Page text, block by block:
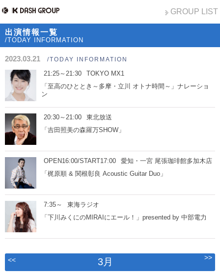
GROUP LIST
出演情報一覧
/TODAY INFORMATION
2023.03.21 /TODAY INFORMATION
21:25～21:30
TOKYO MX1
「至高のひととき～多摩・立川 オトナ時間～」ナレーショ
ン
20:30～21:00
東北放送
「吉田照美の森羅万SHOW」
OPEN16:00/START17:00
愛知・一宮 尾張珈琲館多加木店
「梶原順 & 関根彰良 Acoustic Guitar Duo」
7:35～
東海ラジオ
「下川みくにのMIRAIにエール！」presented by 中部電力
<< 3月 >>